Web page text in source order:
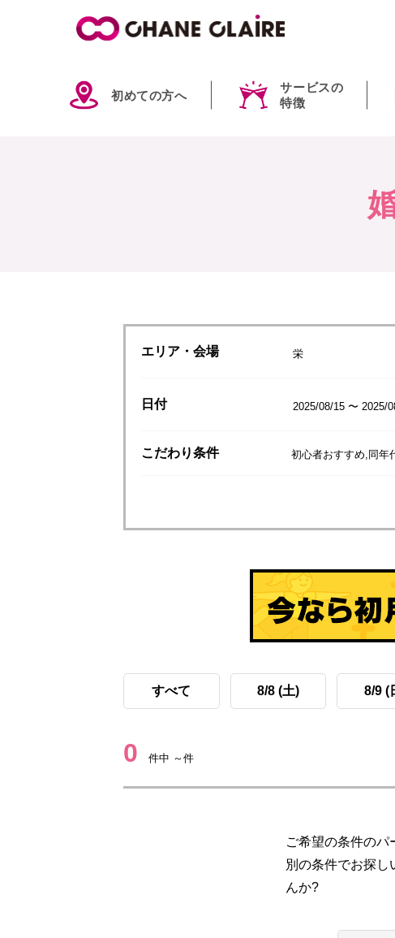
初めての方へ
サービスの
特徴
エリア・会場 栄
日付 2025/08/15 〜 2025/
こだわり条件 初心者おすすめ,同年
すべて 8/8 (土) 8/9 (
0 件中 ～件
ご希望の条件のパ
別の条件でお探
んか?